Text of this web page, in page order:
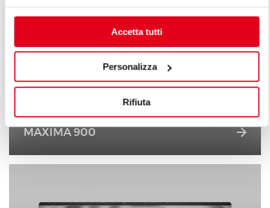
Accetta tutti
Personalizza
Rifiuta
MAXIMA 900